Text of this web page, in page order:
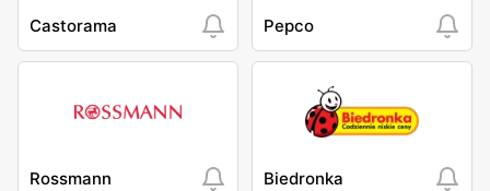
Castorama Pepco
Rossmann Biedronka